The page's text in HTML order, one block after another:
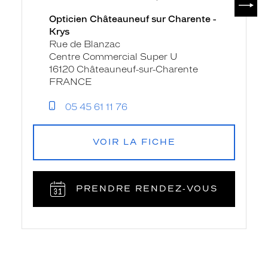
Opticien Châteauneuf sur Charente -
Krys
Rue de Blanzac
Centre Commercial Super U
16120 Châteauneuf-sur-Charente
FRANCE
05 45 61 11 76
VOIR LA FICHE
PRENDRE RENDEZ‑VOUS